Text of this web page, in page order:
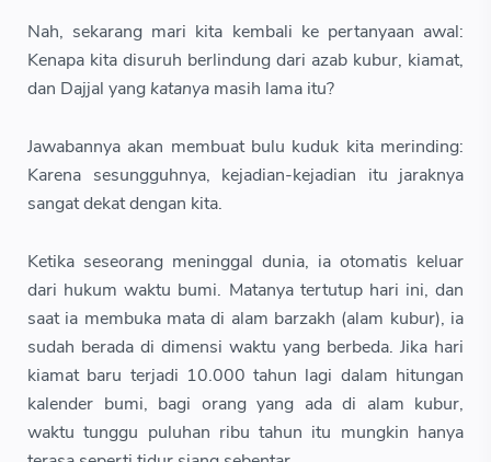
Nah, sekarang mari kita kembali ke pertanyaan awal:
Kenapa kita disuruh berlindung dari azab kubur, kiamat,
dan Dajjal yang katanya masih lama itu?
Jawabannya akan membuat bulu kuduk kita merinding:
Karena sesungguhnya, kejadian-kejadian itu jaraknya
sangat dekat dengan kita.
Ketika seseorang meninggal dunia, ia otomatis keluar
dari hukum waktu bumi. Matanya tertutup hari ini, dan
saat ia membuka mata di alam barzakh (alam kubur), ia
sudah berada di dimensi waktu yang berbeda. Jika hari
kiamat baru terjadi 10.000 tahun lagi dalam hitungan
kalender bumi, bagi orang yang ada di alam kubur,
waktu tunggu puluhan ribu tahun itu mungkin hanya